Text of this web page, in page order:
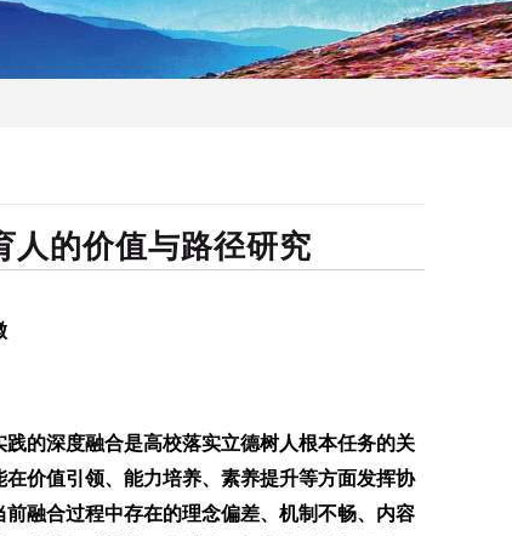
人的价值与路径研究
的深度融合是高校落实立德树人根本任务的关
价值引领、能力培养、素养提升等方面发挥协
融合过程中存在的理念偏差、机制不畅、内容